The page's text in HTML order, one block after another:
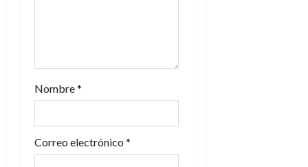
r
a
d
a
Nombre*
Correo electrónico *